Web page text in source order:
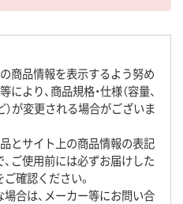
商品情報を表示するよう努め
より、商品規格・仕様（容量、
）が変更される場合がございま
とサイト上の商品情報の表記
ご使用前には必ずお届けした
確認ください。
合は、メーカー等にお問い合